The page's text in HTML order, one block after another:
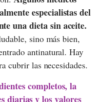
especialistas del
una dieta sin aceite.
sino más bien,
antinatural. Hay
cubrir las necesidades.
completos, la
diarias y los valores